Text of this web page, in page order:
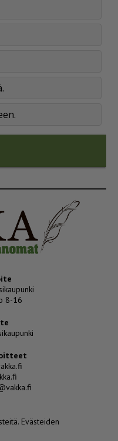
8-16
Evästeiden